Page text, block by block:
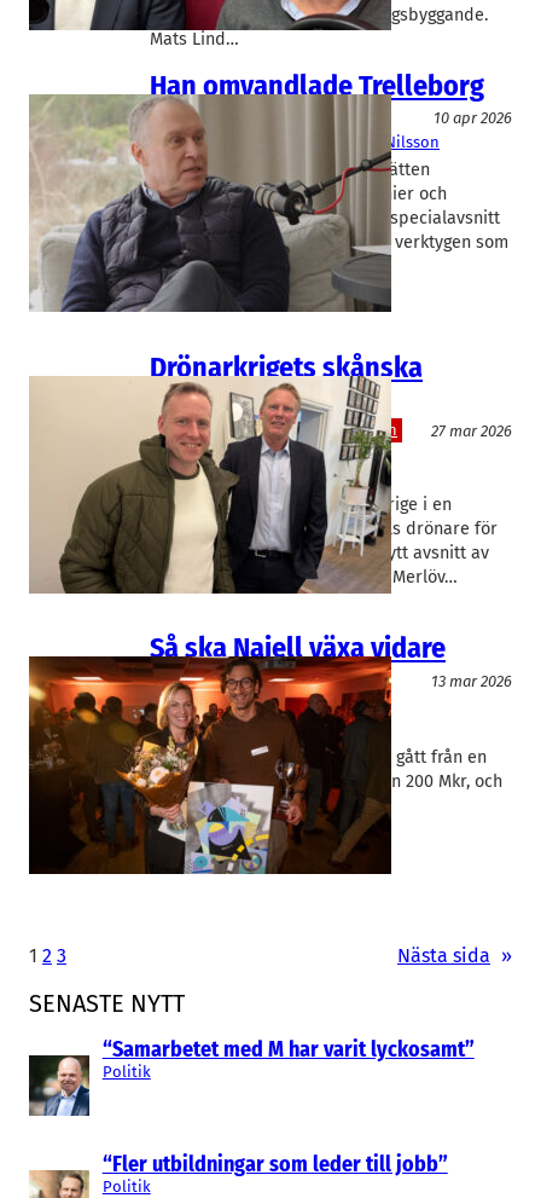
SENASTE NYTT
“Samarbetet med M har varit lyckosamt”
Politik
“Fler utbildningar som leder till jobb”
Politik
investeringspsykologi och bolagsbyggande.
Mats Lind…
Han omvandlade Trelleborg
Lejonkulan
10 apr 2026
Trelleborg
Peter Nilsson
Peter Nilsson har lett industrijätten
Trelleborg i mer än två decennier och
transformerat koncernen. I ett specialavsnitt
av Lejonkulan berättar han om verktygen som
gjort…
Drönarkrigets skånska
utmanare
Försvar och säkerhet Lejonkulan
27 mar 2026
Sweden Dynamics
Jan Dahlqvist
Sebastian Merlöv
Enligt Försvarsmakten kan Sverige i en
krigssituation behöva miljontals drönare för
att skydda sina gränser. I ett nytt avsnitt av
Lejonkulan möter vi Sebastian Merlöv…
Så ska Najell växa vidare
Lejonkulan
13 mar 2026
Najell
Niklas Najafi Kristensen
PODD: Najell är uppstickaren i
babybranschen som på fem år gått från en
omsättning på 10 Mkr till nästan 200 Mkr, och
med bra lönsamhet.…
1 2 3 Nästa sida »